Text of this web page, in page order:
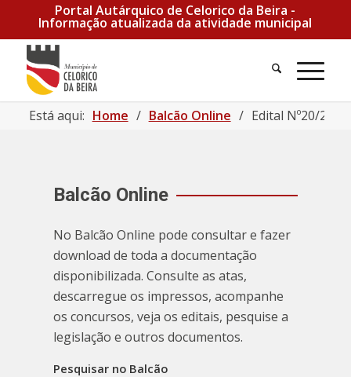
Portal Autárquico de Celorico da Beira -
Informação atualizada da atividade municipal
Está aqui: Home / Balcão Online / Edital Nº20/
Balcão Online
No Balcão Online pode consultar e fazer
download de toda a documentação
disponibilizada. Consulte as atas,
descarregue os impressos, acompanhe
os concursos, veja os editais, pesquise a
legislação e outros documentos.
Pesquisar no Balcão